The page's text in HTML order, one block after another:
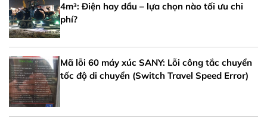
4m³: Điện hay dầu – lựa chọn nào tối ưu chi
phí?
Mã lỗi 60 máy xúc SANY: Lỗi công tắc chuyển
tốc độ di chuyển (Switch Travel Speed Error)